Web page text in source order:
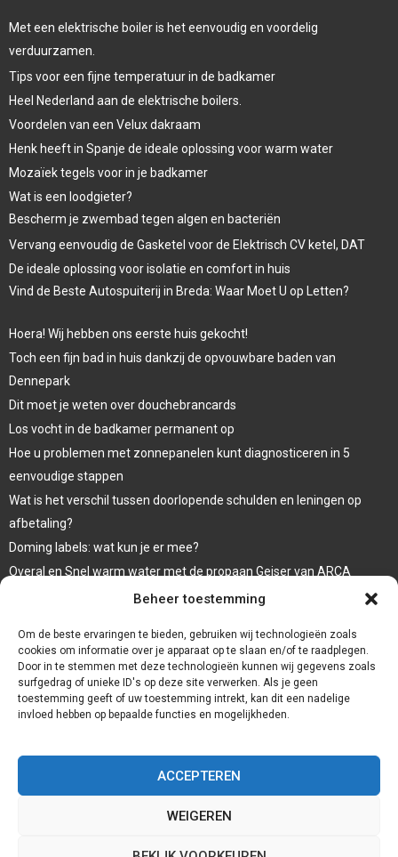
Beheer toestemming
Om de beste ervaringen te bieden, gebruiken wij technologieën zoals
cookies om informatie over je apparaat op te slaan en/of te raadplegen.
Door in te stemmen met deze technologieën kunnen wij gegevens zoals
surfgedrag of unieke ID's op deze site verwerken. Als je geen
toestemming geeft of uw toestemming intrekt, kan dit een nadelige
invloed hebben op bepaalde functies en mogelijkheden.
ACCEPTEREN
WEIGEREN
Met een elektrische boiler is het eenvoudig en voordelig
verduurzamen.
Tips voor een fijne temperatuur in de badkamer
Heel Nederland aan de elektrische boilers.
Voordelen van een Velux dakraam
Henk heeft in Spanje de ideale oplossing voor warm water
Mozaïek tegels voor in je badkamer
Wat is een loodgieter?
Bescherm je zwembad tegen algen en bacteriën
Vervang eenvoudig de Gasketel voor de Elektrisch CV ketel, DAT
De ideale oplossing voor isolatie en comfort in huis
Vind de Beste Autospuiterij in Breda: Waar Moet U op Letten?
Hoera! Wij hebben ons eerste huis gekocht!
Toch een fijn bad in huis dankzij de opvouwbare baden van
Dennepark
Dit moet je weten over douchebrancards
Los vocht in de badkamer permanent op
Hoe u problemen met zonnepanelen kunt diagnosticeren in 5
eenvoudige stappen
Wat is het verschil tussen doorlopende schulden en leningen op
afbetaling?
Doming labels: wat kun je er mee?
Overal en Snel warm water met de propaan Geiser van ARCA
waar koop ik een wc bril